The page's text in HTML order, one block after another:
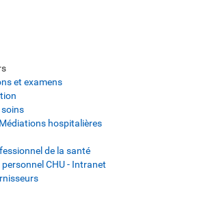
et examens
soins
hospitalières
de la santé
CHU - Intranet